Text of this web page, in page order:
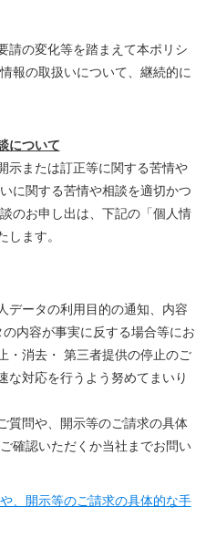
請の変化等を踏まえて本ポリシ
報の取扱いについて、継続的に
について
示または訂正等に関する苦情や
に関する苦情や相談を適切かつ
のお申し出は、下記の「個人情
ます。
データの利用目的の通知、内容
内容が事実に反する場合等にお
・消去・ 第三者提供の停止のご
な対応を行うよう努めてまいり
質問や、開示等のご請求の具体
確認いただくか当社までお問い
、開示等のご請求の具体的な手